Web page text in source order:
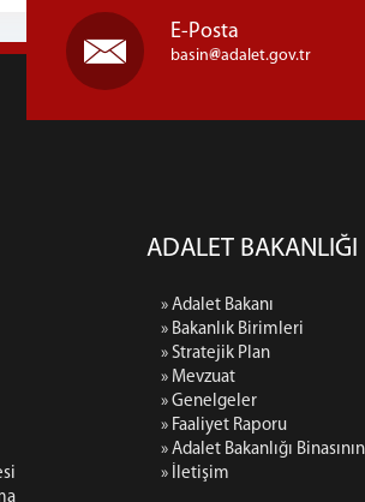
E-Posta
basin adalet.gov.tr
ADALET BAKANLIĞI
» Adalet Bakanı
» Bakanlık Birimleri
» Stratejik Plan
» Mevzuat
» Genelgeler
» Faaliyet Raporu
» Adalet Bakanlığı
» İletişim